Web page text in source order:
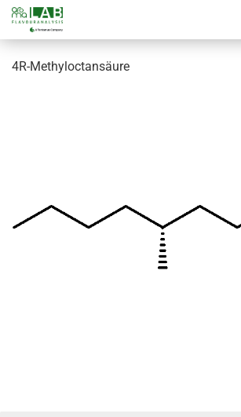
4R-Methyloctansäure